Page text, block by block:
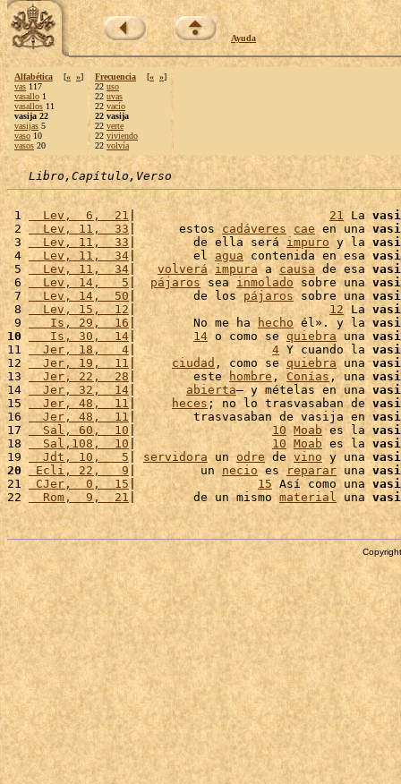
Ayuda
Alfabética [« »]
vas 117
vasallo 1
vasallos 11
vasija 22
vasijas 5
vaso 10
vasos 20
Frecuencia [« »]
22 uso
22 uvas
22 vacío
22 vasija
22 verte
22 viviendo
22 volvía
Libro,Capítulo,Verso
1
  Lev,  6,  21
| 21 La
2
  Lev, 11,  33
|      estos cadáveres cae en una
3
  Lev, 11,  33
|        de ella será impuro y la
4
  Lev, 11,  34
|        el agua contenida en esa
5
  Lev, 11,  34
| volverá impura a causa de esa
6
  Lev, 14,   5
| pájaros sea inmolado sobre una
7
  Lev, 14,  50
|        de los pájaros sobre una
8
  Lev, 15,  12
| 12 La
9
   Is, 29,  16
|        No me ha hecho él». y la
10
   Is, 30,  14
| 14 o como se quiebra una
11
  Jer, 18,   4
| 4 Y cuando la
12
  Jer, 19,  11
| ciudad , como se quiebra una
13
  Jer, 22,  28
|        este hombre , Conías , una
14
  Jer, 32,  14
| abierta– y mételas en una
15
  Jer, 48,  11
| heces ; no lo trasvasaban de
16
  Jer, 48,  11
|        trasvasaban de vasija en
17
  Sal, 60,  10
| 10 Moab es la
18
  Sal,108,  10
| 10 Moab es la
19
  Jdt, 10,   5
| servidora un odre de vino y una
20
Ecli, 22,   9 |         un necio es reparar una
21
CJer,  0,  15| 15 Así como una
22
  Rom,  9,  21
|        de un mismo material una